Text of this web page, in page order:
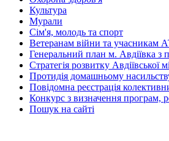
Культура
Мурали
Сім'я, молодь та спорт
Ветеранам війни та
Генеральний план м. Авдіївка з
Стратегія розвитку Авдіївської
Протидія домашньому
Повідомна реєстрація
Конкурс з визначення програм,
Пошук на сайті